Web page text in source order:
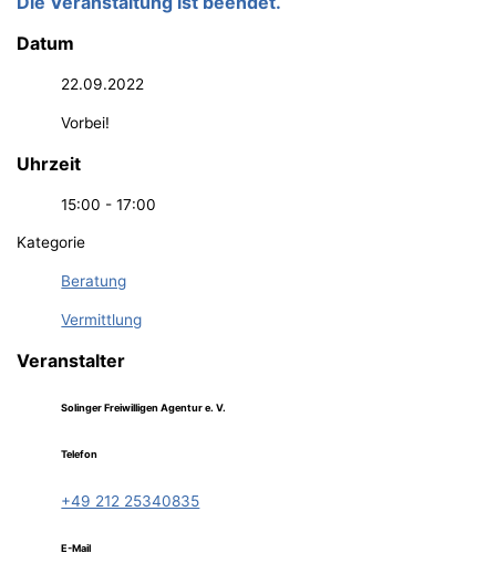
Datum
22.09.2022
Vorbei!
Uhrzeit
15:00 - 17:00
Kategorie
Beratung
Vermittlung
Veranstalter
Solinger Freiwilligen Agentur e. V.
Telefon
+49 212 25340835
E-Mail